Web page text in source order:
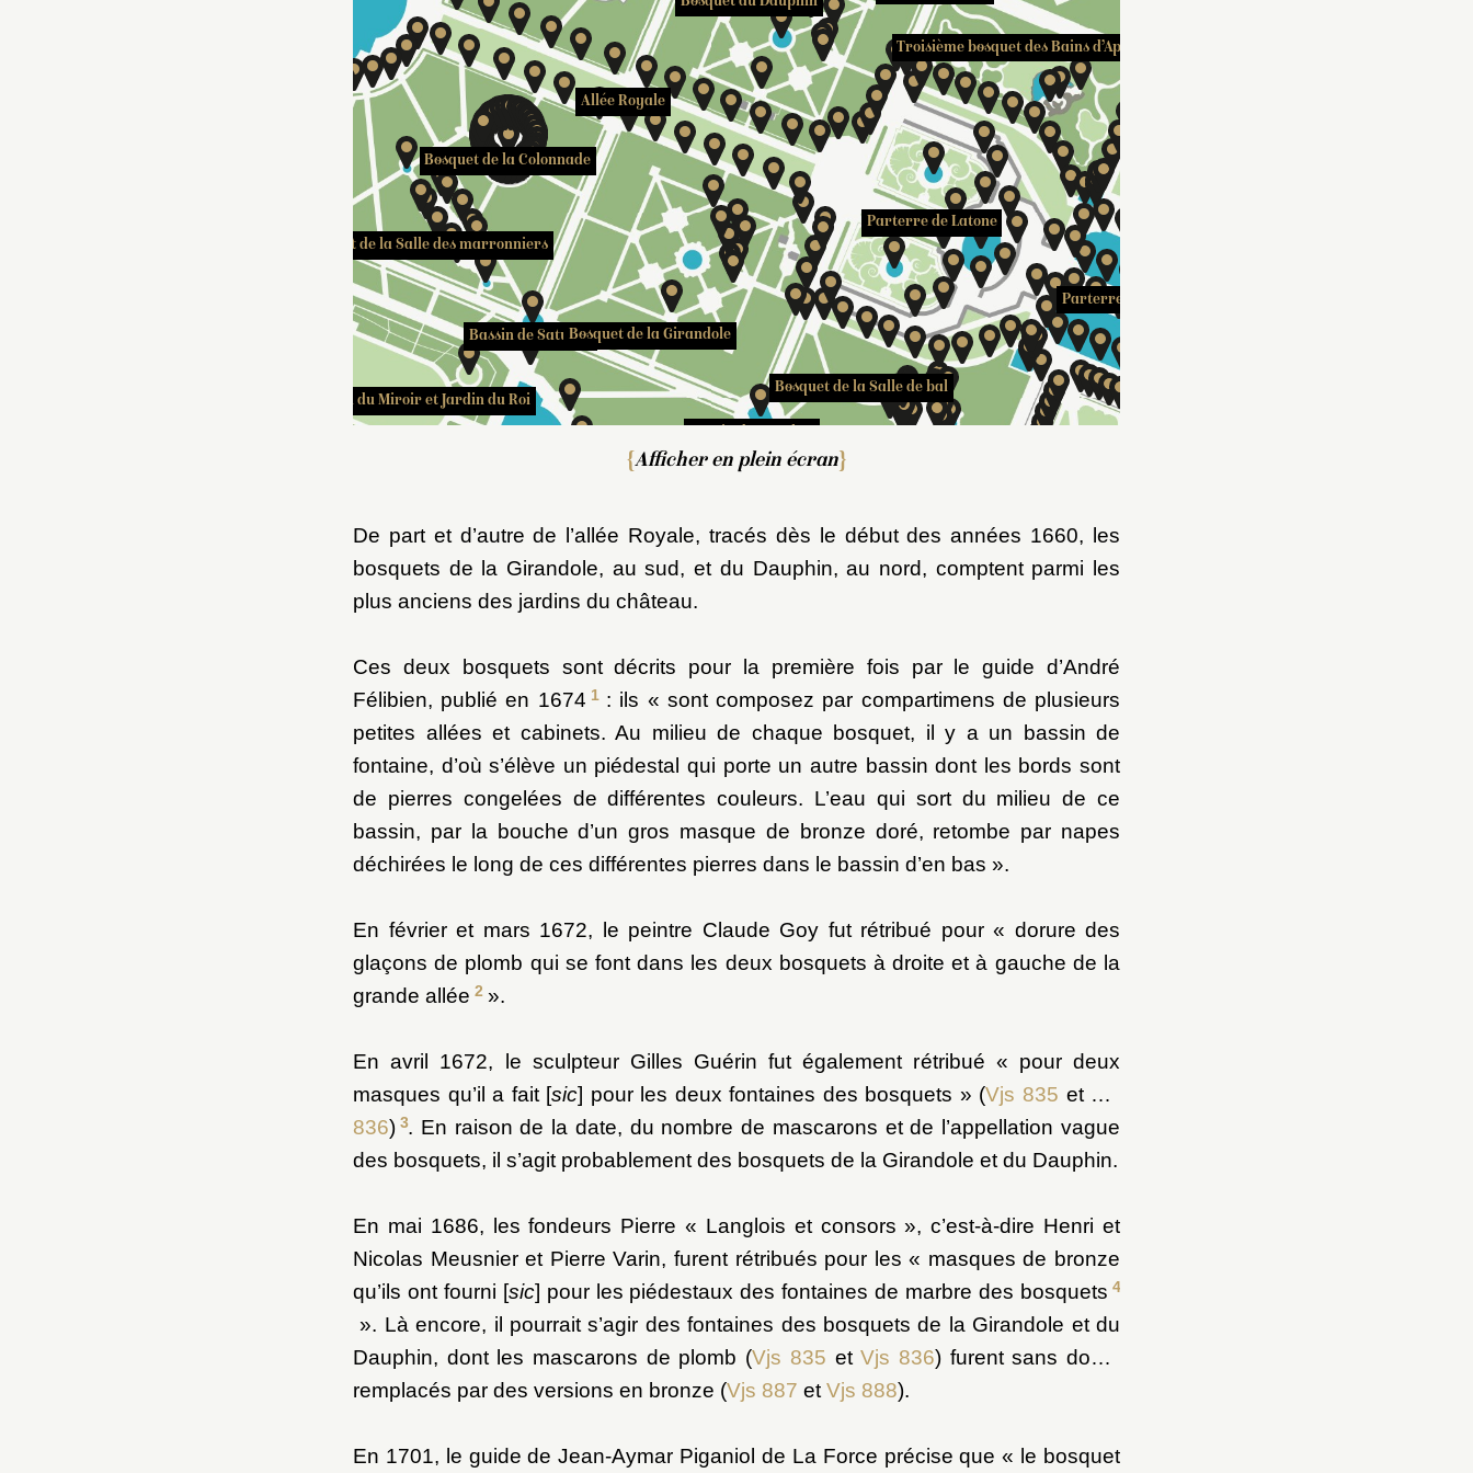
Bassin de SaturneBosquet de la Girandole
Allée Royale
Orangerie et pièce d’eau des Suisses
Parterre d’Eau
Parterre de Latone
Bassin du Miroir et Jardin du Roi
Bosquet de la Colonnade
Bosquet de la Salle de bal
Bosquet de la Salle des marronniers
Troisième bosquet des Bains d’Apollon
Afficher en plein écran
De part et d’autre de l’allée Royale, tracés dès le début des années 1660, les
bosquets de la Girandole, au sud, et du Dauphin, au nord, comptent parmi les
plus anciens des jardins du château.
Ces deux bosquets sont décrits pour la première fois par le guide d’André
Félibien, publié en 1674 1: ils « sont composez par compartimens de plusieurs
petites allées et cabinets. Au milieu de chaque bosquet, il y a un bassin de
fontaine, d’où s’élève un piédestal qui porte un autre bassin dont les bords sont
de pierres congelées de différentes couleurs. L’eau qui sort du milieu de ce
bassin, par la bouche d’un gros masque de bronze doré, retombe par napes
déchirées le long de ces différentes pierres dans le bassin d’en bas ».
En février et mars 1672, le peintre Claude Goy fut rétribué pour « dorure des
glaçons de plomb qui se font dans les deux bosquets à droite et à gauche de la
grande allée 2».
En avril 1672, le sculpteur Gilles Guérin fut également rétribué « pour deux
masques qu’il a fait [sic] pour les deux fontaines des bosquets » (Vjs 835 et Vjs
836) 3. En raison de la date, du nombre de mascarons et de l’appellation vague
des bosquets, il s’agit probablement des bosquets de la Girandole et du Dauphin.
En mai 1686, les fondeurs Pierre « Langlois et consors », c’est-à-dire Henri et
Nicolas Meusnier et Pierre Varin, furent rétribués pour les « masques de bronze
qu’ils ont fourni [sic] pour les piédestaux des fontaines de marbre des bosquets 4
». Là encore, il pourrait s’agir des fontaines des bosquets de la Girandole et du
Dauphin, dont les mascarons de plomb (Vjs 835 etVjs 836) furent sans doute
remplacés par des versions en bronze (Vjs 887 et Vjs 888).
En 1701, le guide de Jean-Aymar Piganiol de La Force précise que « le bosquet